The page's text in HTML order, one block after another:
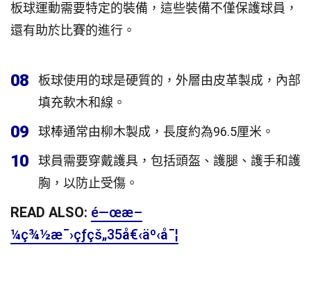
板球運動需要特定的裝備，這些裝備不僅保護球員，
還有助於比賽的進行。
08
板球使用的球是硬質的，外層由皮革製成，內部
填充軟木和線。
09 球棒通常由柳木製成，長度約為96.5厘米。
10
球員需要穿戴護具，包括頭盔、護腿、護手和護
胸，以防止受傷。
READ ALSO: é—œæ–
¼ç¾½æ¯›çƒçš„35å€‹äº‹å¯¦